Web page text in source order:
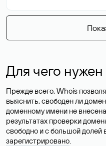
Для чего
Прежде всего, Whois
выяснить, свободен ли
доменному имени не
результатах проверки
свободно и с большой долей
зарегистрировано.